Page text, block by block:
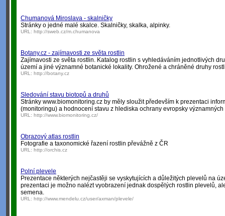
Chumanová Miroslava - skalničky
Stránky o jedné malé skalce. Skalničky, skalka, alpinky.
URL: http://sweb.cz/m.chumanova
Botany.cz - zajímavosti ze světa rostlin
Zajímavosti ze světa rostlin. Katalog rostlin s vyhledáváním jednotlivých
území a jiné významné botanické lokality. Ohrožené a chráněné druhy
URL: http://botany.cz
Sledování stavu biotopů a druhů
Stránky www.biomonitoring.cz by měly sloužit především k prezentaci
(monitoringu) a hodnocení stavu z hlediska ochrany evropsky
URL: http://www.biomonitoring.cz/
Obrazový atlas rostlin
Fotografie a taxonomické řazení rostlin převážně z ČR
URL: http://orchis.cz
Polní plevele
Prezentace některých nejčastěji se vyskytujících a důležitých plevelů na
prezentaci je možno nalézt vyobrazení jednak dospělých rostlin plevelů,
semena.
URL: http://www.mendelu.cz/user/axman/plevele/